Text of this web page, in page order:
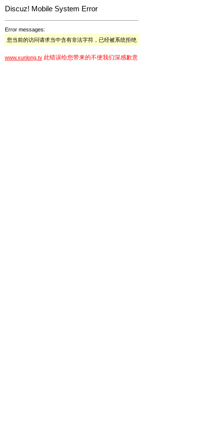
Discuz! Mobile System Error
Error messages:
您当前的访问请求当中含有非法字符，已经被系统拒绝
www.xunlong.tv 此错误给您带来的不便我们深感歉意